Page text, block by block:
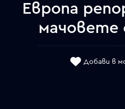
Европа
мачовете
Добави в